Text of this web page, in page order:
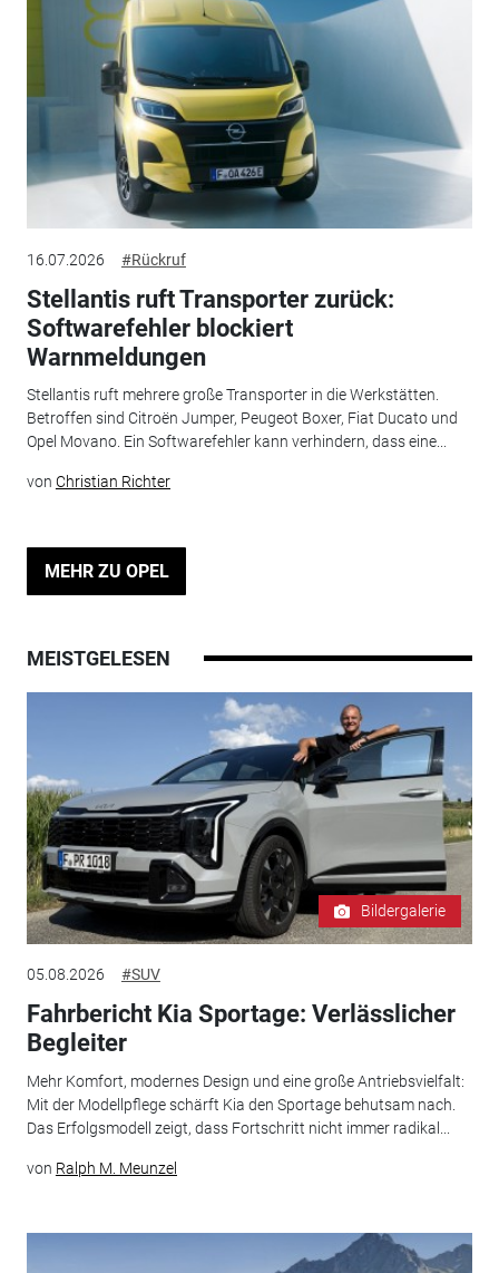
16.07.2026 #Rückruf
Stellantis ruft Transporter zurück:
Softwarefehler blockiert
Warnmeldungen
Stellantis ruft mehrere große Transporter in die Werkstätten.
Betroffen sind Citroën Jumper, Peugeot Boxer, Fiat Ducato und
Opel Movano. Ein Softwarefehler kann verhindern, dass eine...
von Christian Richter
MEHR ZU OPEL
MEISTGELESEN
Bildergalerie
05.08.2026 #SUV
Fahrbericht Kia Sportage: Verlässlicher
Begleiter
Mehr Komfort, modernes Design und eine große Antriebsvielfalt:
Mit der Modellpflege schärft Kia den Sportage behutsam nach.
Das Erfolgsmodell zeigt, dass Fortschritt nicht immer radikal...
von Ralph M. Meunzel